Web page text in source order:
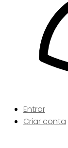
Entrar
Criar conta